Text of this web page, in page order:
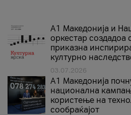
А1 Македонија и
оркестар создадоа
приказна
културно
03.07.2026
A1 Македонија
национална
користење на
сообраќајот